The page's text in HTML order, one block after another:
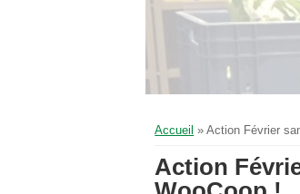
Vous êtes ici
Accueil » Action Février
Action